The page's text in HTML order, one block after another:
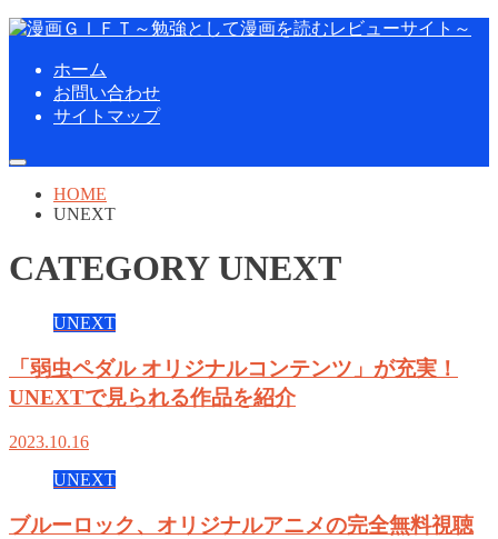
ホーム
お問い合わせ
サイトマップ
HOME
UNEXT
CATEGORYUNEXT
UNEXT
「弱虫ペダル オリジナルコンテンツ」が充実！
UNEXTで見られる作品を紹介
2023.10.16
UNEXT
ブルーロック、オリジナルアニメの完全無料視聴